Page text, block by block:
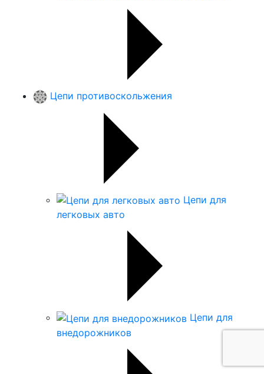
Цепи противоскольжения
Цепи для
легковых авто
Цепи для
внедорожников